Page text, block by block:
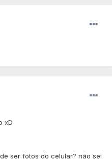
xD
ser fotos do celular? não sei